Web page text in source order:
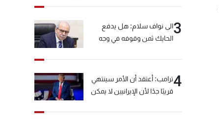
3الى نواف سلام: هل يدفع
الحايك ثمن وقوفه في وجه
4ترامب: أعتقد أن الأمر سينتهي
قريبًا جدًا لأن الإيرانيين لا يمكن